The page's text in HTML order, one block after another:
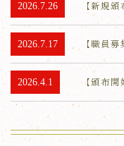
2026.7.26 【新規
2026.7.17 【職員
2026.4.1 【頒布開